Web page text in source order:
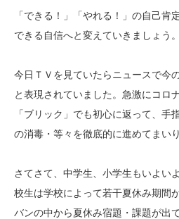
「できる！」「やれる！」の自己肯
できる自信へと変えていきましょう。
今日ＴＶを見ていたらニュースで今
と表現されていました。急激にコロ
「ブリック」でも初心に返って、手
の消毒・等々を徹底的に進めてまいり
さてさて、中学生、小学生もいよい
校生は学校によって若干夏休み期間
バンの中から夏休み宿題・課題が出